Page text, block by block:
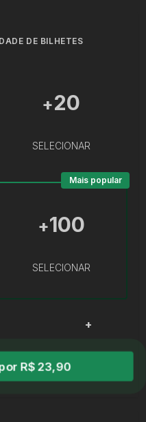
DE BILHETES
+20
SELECIONAR
+100
SELECIONAR
Mais popular
+
R$ 23,90